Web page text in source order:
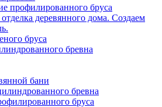
профилированного бруса
деревянного дома. Создаем
бруса
бревна
бани
бревна
бруса